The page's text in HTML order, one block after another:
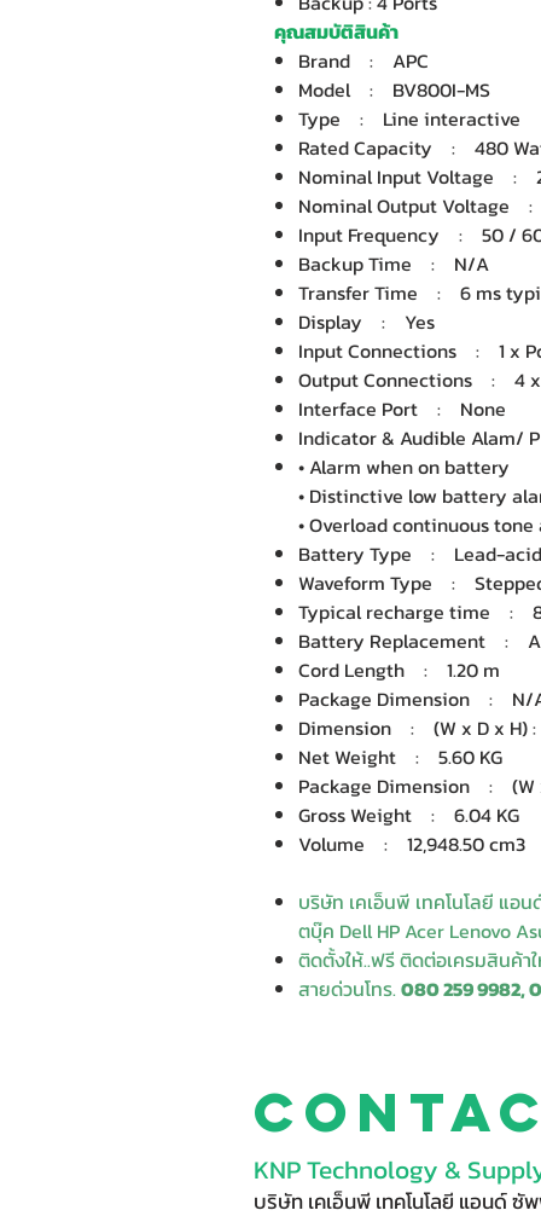
คุณสมบัติสินค้า
Brand : APC
Model : BV800I-MS
Type : Line interactive
Rated Capacity : 480
Nominal Input Voltage :
Nominal Output Voltage
Input Frequency : 50 / 60
Backup Time : N/A
Transfer Time : 6 ms
Display : Yes
Input Connections : 1 x
Output Connections : 4 x
Interface Port : None
Indicator & Audible
• Alarm when on battery
• Distinctive low battery
• Overload continuous
Battery Type : Lead-
Waveform Type :
Typical recharge time : 8
Battery Replacement :
Cord Length : 1.20 m
Package Dimension : N/
Dimension : (W x D x H) :
Net Weight : 5.60 KG
Package Dimension : (W x
Gross Weight : 6.04 KG
Volume : 12,948.50 cm3
บริษัท เคเอ็นพี เทคโนโลยี แอ
ตบุ๊ค Dell HP Acer Lenovo
ติดตั้งให้..ฟรี ติดต่อเครมสินค้
สายด่วนโทร.080 259 9982,
KNP Technology &
บริษัท เคเอ็นพี เทคโนโลยี แอนด์ ซั